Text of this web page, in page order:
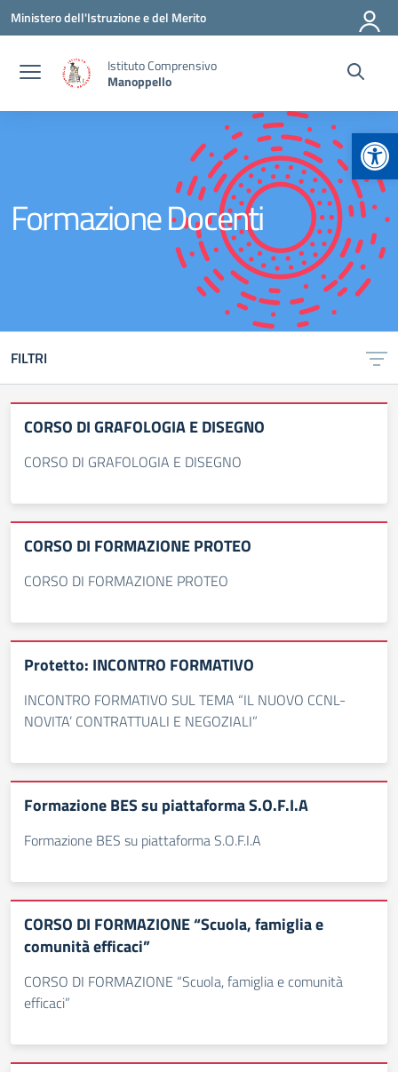
Vai ai contenuti
Vai al menu di navigazione
Vai al footer
Ministero dell'Istruzione e del Merito
Istituto Comprensivo
Manoppello
Formazione Docenti
FILTRI
CORSO DI GRAFOLOGIA E DISEGNO
CORSO DI GRAFOLOGIA E DISEGNO
CORSO DI FORMAZIONE PROTEO
CORSO DI FORMAZIONE PROTEO
Protetto: INCONTRO FORMATIVO
INCONTRO FORMATIVO SUL TEMA “IL NUOVO CCNL-
NOVITA’ CONTRATTUALI E NEGOZIALI”
Formazione BES su piattaforma S.O.F.I.A
Formazione BES su piattaforma S.O.F.I.A
CORSO DI FORMAZIONE “Scuola, famiglia e
comunità efficaci”
CORSO DI FORMAZIONE “Scuola, famiglia e comunità
efficaci”